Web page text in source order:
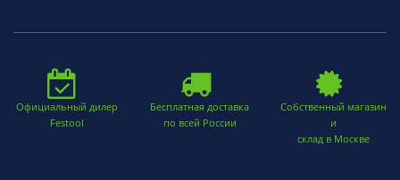
Официальный дилер
Festool
Бесплатная доставка
по всей России
Собственный магазин
и
склад в Москве